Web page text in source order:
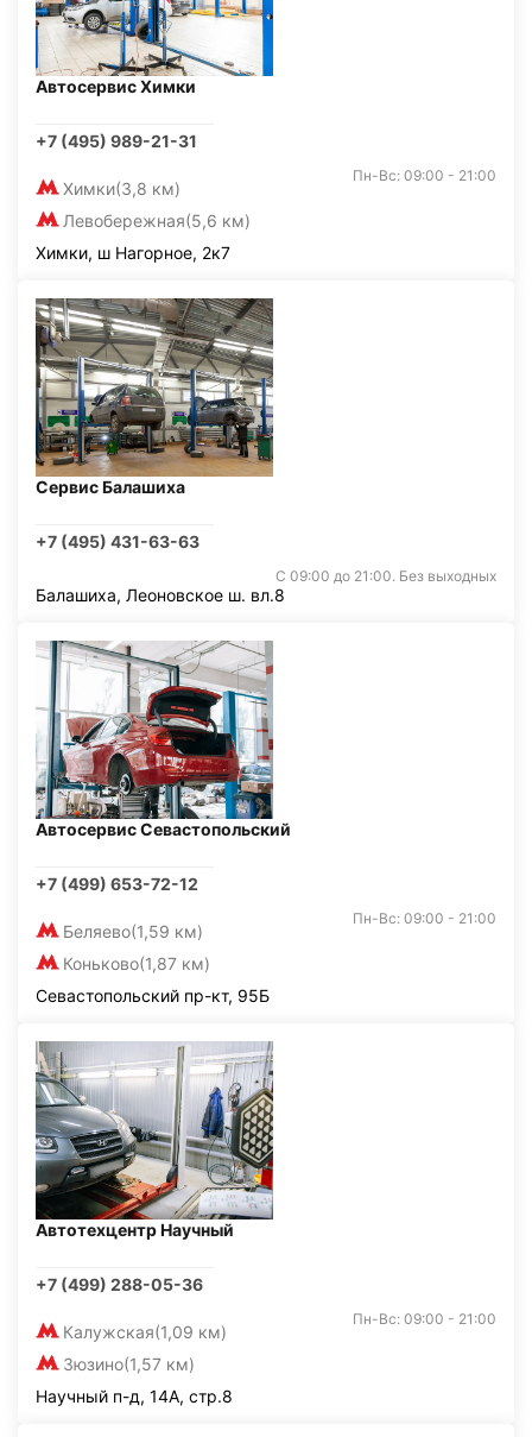
Автосервис Химки
+7 (495) 989-21-31
Химки(3,8 км)
Левобережная(5,6 км)
Пн-Вс: 09:00 - 21:00
Химки, ш Нагорное, 2к7
Сервис Балашиха
+7 (495) 431-63-63
С 09:00 до 21:00. Без выходных
Балашиха, Леоновское ш. вл.8
Автосервис Севастопольский
+7 (499) 653-72-12
Беляево(1,59 км)
Коньково(1,87 км)
Пн-Вс: 09:00 - 21:00
Севастопольский пр-кт, 95Б
Автотехцентр Научный
+7 (499) 288-05-36
Калужская(1,09 км)
Зюзино(1,57 км)
Пн-Вс: 09:00 - 21:00
Научный п-д, 14А, стр.8